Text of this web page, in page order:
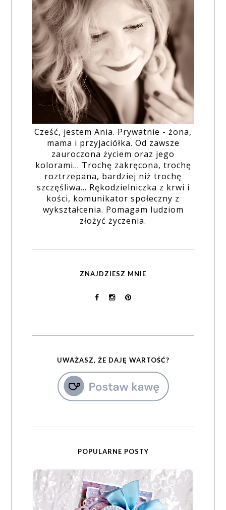
Cześć, jestem Ania. Prywatnie - żona,
mama i przyjaciółka. Od zawsze
zauroczona życiem oraz jego
kolorami... Trochę zakręcona, trochę
roztrzepana, bardziej niż trochę
szczęśliwa... Rękodzielniczka z krwi i
kości, komunikator społeczny z
wykształcenia. Pomagam ludziom
złożyć życzenia.
ZNAJDZIESZ MNIE
UWAŻASZ, ŻE DAJĘ WARTOŚĆ?
POPULARNE POSTY